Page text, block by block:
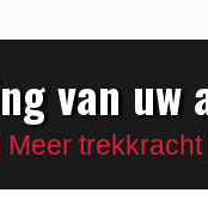
van uw
Meer